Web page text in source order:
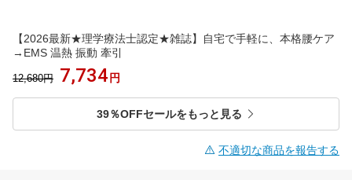
【2026最新★理学療法士認定★雑誌】自宅で手軽に、本格腰ケア
→EMS 温熱 振動 牽引
12,680円 7,734 円
39％OFFセールをもっと見る
不適切な商品を報告する